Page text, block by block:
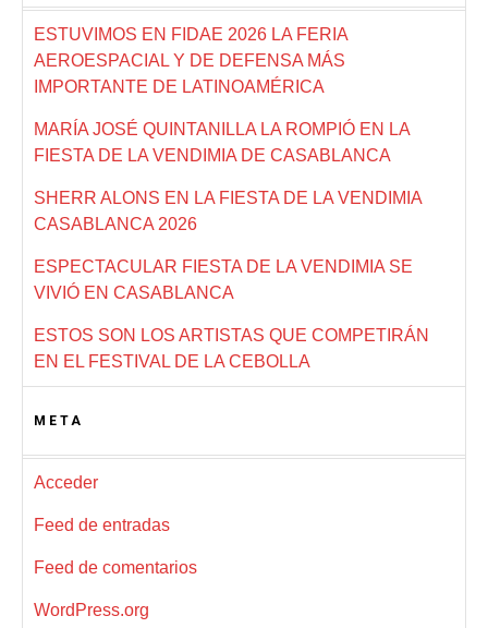
ESTUVIMOS EN FIDAE 2026 LA FERIA
AEROESPACIAL Y DE DEFENSA MÁS
IMPORTANTE DE LATINOAMÉRICA
MARÍA JOSÉ QUINTANILLA LA ROMPIÓ EN LA
FIESTA DE LA VENDIMIA DE CASABLANCA
SHERR ALONS EN LA FIESTA DE LA VENDIMIA
CASABLANCA 2026
ESPECTACULAR FIESTA DE LA VENDIMIA SE
VIVIÓ EN CASABLANCA
ESTOS SON LOS ARTISTAS QUE COMPETIRÁN
EN EL FESTIVAL DE LA CEBOLLA
META
Acceder
Feed de entradas
Feed de comentarios
WordPress.org